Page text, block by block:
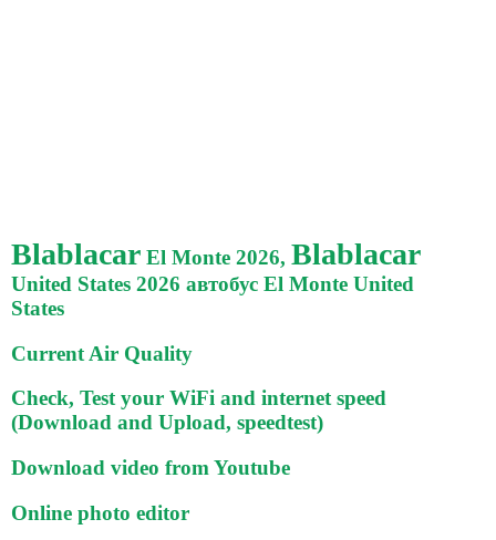
Blablacar El Monte 2026, Blablacar
United States 2026 автобус El Monte United
States
Current Air Quality
Check, Test your WiFi and internet speed
(Download and Upload, speedtest)
Download video from Youtube
Online photo editor